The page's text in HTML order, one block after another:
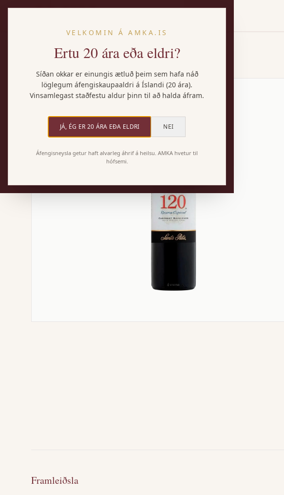
Vörur/Santa Rita 120 Cabernet Sauvignon
Framleiðsla
VELKOMIN Á AMKA.IS
Ertu 20 ára eða eldri?
Síðan okkar er einungis ætluð þeim sem hafa náð
löglegum áfengiskaupaaldri á Íslandi (20 ára).
Vinsamlegast staðfestu aldur þinn til að halda áfram.
JÁ, ÉG ER 20 ÁRA EÐA ELDRI NEI
Áfengisneysla getur haft alvarleg áhrif á heilsu. AMKA hvetur til
hófsemi.